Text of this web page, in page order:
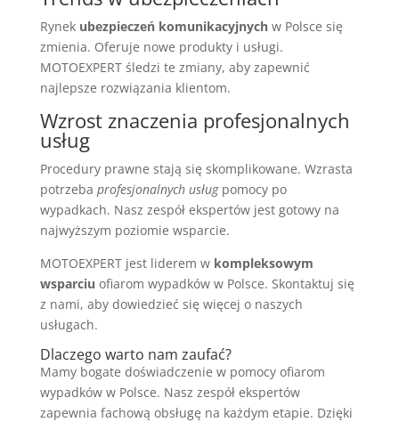
Rynek ubezpieczeń komunikacyjnychw Polsce się
zmienia. Oferuje nowe produkty i usługi.
MOTOEXPERT śledzi te zmiany, aby zapewnić
najlepsze rozwiązania klientom.
Wzrost znaczenia profesjonalnych
usług
Procedury prawne stają się skomplikowane. Wzrasta
potrzeba profesjonalnych usługpomocy po
wypadkach. Nasz zespół ekspertów jest gotowy na
najwyższym poziomie wsparcie.
MOTOEXPERT jest liderem w kompleksowym
wsparciu ofiarom wypadków w Polsce. Skontaktuj się
z nami, aby dowiedzieć się więcej o naszych
usługach.
Dlaczego warto nam zaufać?
Mamy bogate doświadczenie w pomocy ofiarom
wypadków w Polsce. Nasz zespół ekspertów
zapewnia fachową obsługę na każdym etapie. Dzięki